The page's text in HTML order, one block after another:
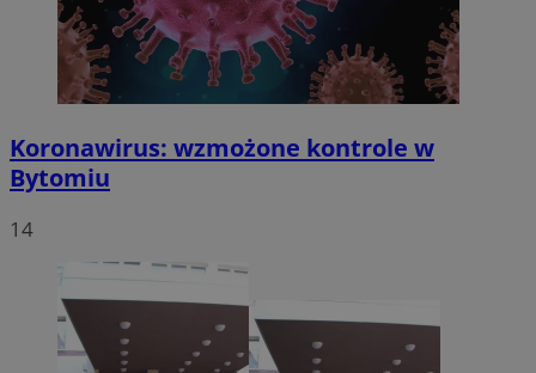
Koronawirus: wzmożone kontrole w
Bytomiu
14